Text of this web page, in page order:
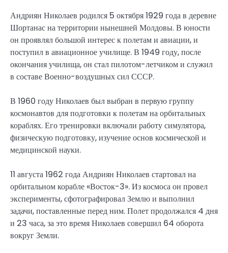
Андриян Николаев родился 5 октября 1929 года в деревне
Шортанас на территории нынешней Молдовы. В юности
он проявлял большой интерес к полетам и авиации, и
поступил в авиационное училище. В 1949 году, после
окончания училища, он стал пилотом-летчиком и служил
в составе Военно-воздушных сил СССР.
В 1960 году Николаев был выбран в первую группу
космонавтов для подготовки к полетам на орбитальных
кораблях. Его тренировки включали работу симулятора,
физическую подготовку, изучение основ космической и
медицинской науки.
11 августа 1962 года Андриян Николаев стартовал на
орбитальном корабле «Восток-3». Из космоса он провел
эксперименты, сфотографировал Землю и выполнил
задачи, поставленные перед ним. Полет продолжался 4 дня
и 23 часа, за это время Николаев совершил 64 оборота
вокруг Земли.